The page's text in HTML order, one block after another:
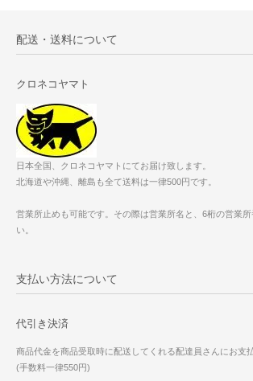
配送・送料について
クロネコヤマト
日本全国、クロネコヤマトにてお届け致します。
北海道や沖縄、離島も全て送料は一律500円です。
営業所止めも可能です。その際は営業所名と、6桁の営業
い。
支払い方法について
代引き決済
商品代金を商品受取時に配送してくれる配達員さんにお支
(手数料一律550円)